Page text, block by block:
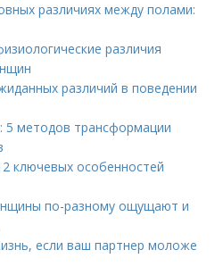
различиях между полами:
различия
различий в поведении
5 методов трансформации
ключевых особенностей
по-разному ощущают и
если ваш партнер моложе